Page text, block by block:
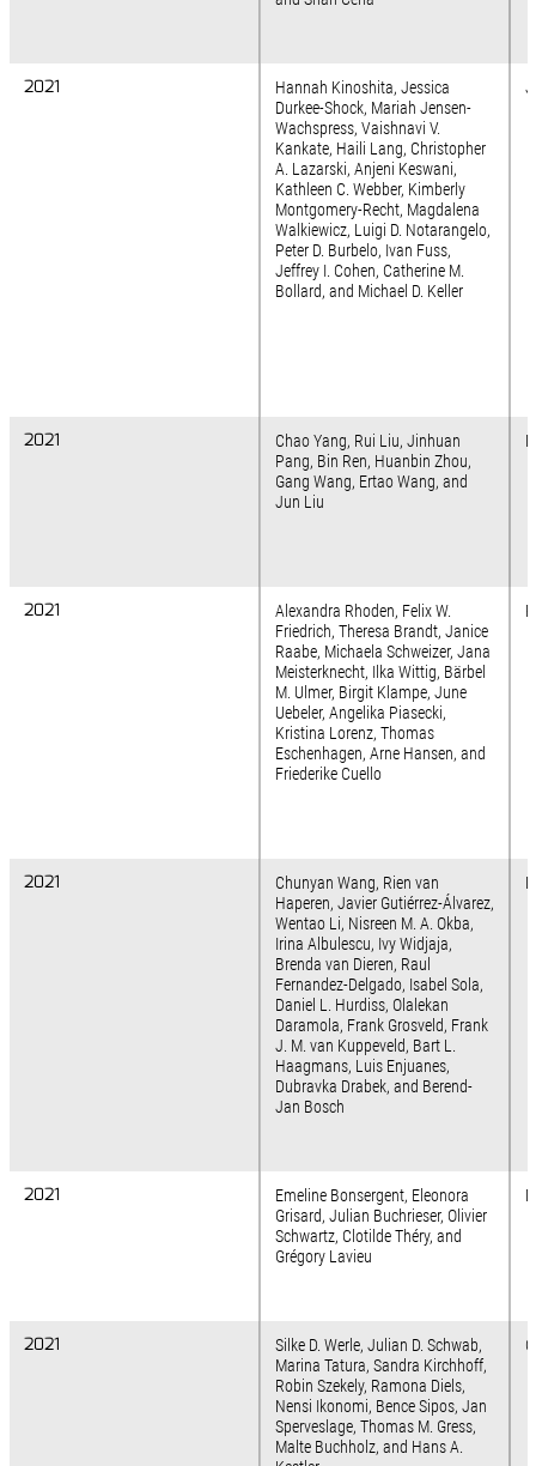
2021
2021
2021
2021
2021
2021
2021
Hannah Kinoshita, Jessica
Durkee-Shock, Mariah Jensen-
Wachspress, Vaishnavi V.
Kankate, Haili Lang, Christopher
A. Lazarski, Anjeni Keswani,
Kathleen C. Webber, Kimberly
Montgomery-Recht, Magdalena
Walkiewicz, Luigi D. Notarangelo,
Peter D. Burbelo, Ivan Fuss,
Jeffrey I. Cohen, Catherine M.
Bollard, and Michael D. Keller
2021
Chao Yang, Rui Liu, Jinhuan
Pang, Bin Ren, Huanbin Zhou,
Gang Wang, Ertao Wang, and
Jun Liu
2021
Alexandra Rhoden, Felix W.
Friedrich, Theresa Brandt, Janice
Raabe, Michaela Schweizer, Jana
Meisterknecht, Ilka Wittig, Bärbel
M. Ulmer, Birgit Klampe, June
Uebeler, Angelika Piasecki,
Kristina Lorenz, Thomas
Eschenhagen, Arne Hansen, and
Friederike Cuello
2021
Chunyan Wang, Rien van
Haperen, Javier Gutiérrez-Álvarez,
Wentao Li, Nisreen M. A. Okba,
Irina Albulescu, Ivy Widjaja,
Brenda van Dieren, Raul
Fernandez-Delgado, Isabel Sola,
Daniel L. Hurdiss, Olalekan
Daramola, Frank Grosveld, Frank
J. M. van Kuppeveld, Bart L.
Haagmans, Luis Enjuanes,
Dubravka Drabek, and Berend-
Jan Bosch
2021
Emeline Bonsergent, Eleonora
Grisard, Julian Buchrieser, Olivier
Schwartz, Clotilde Théry, and
Grégory Lavieu
2021
Silke D. Werle, Julian D. Schwab,
Marina Tatura, Sandra Kirchhoff,
Robin Szekely, Ramona Diels,
Nensi Ikonomi, Bence Sipos, Jan
Sperveslage, Thomas M. Gress,
Malte Buchholz, and Hans A.